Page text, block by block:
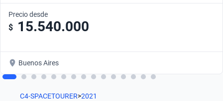
Precio desde
$ 15.540.000
Buenos Aires
C4-SPACETOURER>2021